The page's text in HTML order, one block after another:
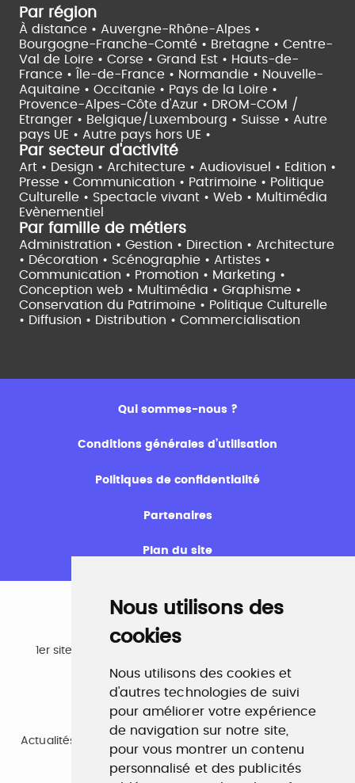
Nous utilisons des
cookies
Nous utilisons des cookies et
d'autres technologies de suivi
pour améliorer votre expérience
de navigation sur notre site,
pour vous montrer un contenu
personnalisé et des publicités
Par région
À distance • Auvergne-Rhône-Alpes •
Bourgogne-Franche-Comté • Bretagne • Centre-
Val de Loire • Corse • Grand Est • Hauts-de-
France •
Île-de-France • Normandie • Nouvelle-
Aquitaine • Occitanie • Pays de la Loire •
Provence-Alpes-Côte d'Azur • DROM-COM /
Etranger • Belgique/Luxembourg • Suisse • Autre
pays UE • Autre pays hors UE •
Par secteur d'activité
Art • Design • Architecture • Audiovisuel • Edition •
Presse • Communication • Patrimoine • Politique
Culturelle • Spectacle vivant • Web • Multimédia
Evènementiel
Par famille de métiers
Administration • Gestion • Direction • Architecture
• Décoration • Scénographie • Artistes •
Communication • Promotion • Marketing •
Conception web • Multimédia • Graphisme •
Conservation du Patrimoine • Politique Culturelle
• Diffusion • Distribution • Commercialisation
Qui sommes-nous ?
Conditions générales d’utilisation
Politiques de confidentialité
Partenaires
Plan du site
Emploi
1er site emploi du secteur culturel 784.000 visites et
www.profilculture.com
Formation
Actualités, guide et annuaire des formations aux métiers
de la culture.
www.profilculture-formation.com